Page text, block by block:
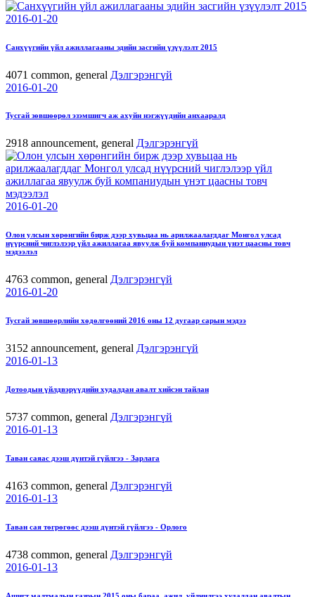
2016-01-20
Санхүүгийн үйл ажиллагааны эдийн засгийн үзүүлэлт 2015
4071 common, general Дэлгэрэнгүй
2016-01-20
Тусгай зөвшөөрөл эзэмшигч аж ахуйн нэгжүүдийн анхааралд
2918 announcement, general Дэлгэрэнгүй
2016-01-20
Олон улсын хөрөнгийн бирж дээр хувьцаа нь арилжаалагддаг Монгол улсад
нүүрсний чиглэлээр үйл ажиллагаа явуулж буй компаниудын үнэт цаасны товч
мэдээлэл
4763 common, general Дэлгэрэнгүй
2016-01-20
Тусгай зөвшөөрлийн хөдөлгөөний 2016 оны 12 дугаар сарын мэдээ
3152 announcement, general Дэлгэрэнгүй
2016-01-13
Дотоодын үйлдвэрүүдийн худалдан авалт хийсэн тайлан
5737 common, general Дэлгэрэнгүй
2016-01-13
Таван саяас дээш дүнтэй гүйлгээ - Зарлага
4163 common, general Дэлгэрэнгүй
2016-01-13
Таван сая төгрөгөөс дээш дүнтэй гүйлгээ - Орлого
4738 common, general Дэлгэрэнгүй
2016-01-13